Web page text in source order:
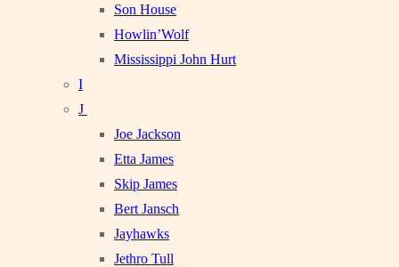
Son House
Howlin’Wolf
Mississippi John Hurt
I
J
Joe Jackson
Etta James
Skip James
Bert Jansch
Jayhawks
Jethro Tull